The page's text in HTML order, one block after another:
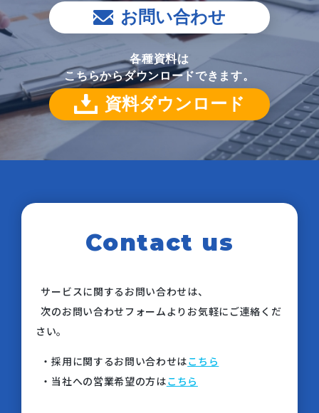
お問い合わせ
各種資料は
こちらからダウンロードできます。
資料ダウンロード
Contact us
サービスに関するお問い合わせは、
次のお問い合わせフォームよりお気軽にご連絡くだ
さい。
・採用に関するお問い合わせはこちら
・当社への営業希望の方はこちら